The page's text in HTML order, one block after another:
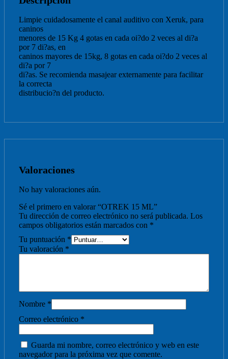
Limpie cuidadosamente el canal auditivo con Xeruk, para
caninos
menores de 15 Kg 4 gotas en cada oi?do 2 veces al di?a
por 7 di?as, en
caninos mayores de 15kg, 8 gotas en cada oi?do 2 veces al
di?a por 7
di?as. Se recomienda masajear externamente para facilitar
la correcta
distribucio?n del producto.
Valoraciones
No hay valoraciones aún.
Sé el primero en valorar “OTREK 15 ML”
Tu dirección de correo electrónico no será publicada. Los
campos obligatorios están marcados con *
Tu puntuación *
Tu valoración *
Nombre *
Correo electrónico *
Guarda mi nombre, correo electrónico y web en este
navegador para la próxima vez que comente.